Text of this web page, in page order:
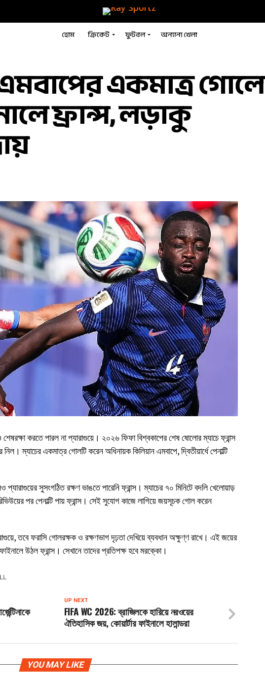
হোম ক্রিকেট ফুটবল অন্যান্য খেলা
একমাত্র গোলে
ফ্রান্স, লড়াকু
করতে পারল না প্যারাগুয়ে। ২০২৬ ফিফা বিশ্বকাপের শেষ ষোলোর ম্যাচে ফ্রান্স
ম্যাচের একমাত্র গোলটি করেন অধিনায়ক কিলিয়ান এমবাপে, দ্বিতীয়ার্ধে পেনাল্টি
সুসংগঠিত রক্ষণ ভাঙতে পারেনি ফ্রান্স। ম্যাচের ৭০ মিনিটে বদলি খেলোয়াড়
পর পেনাল্টি পায় ফ্রান্স। সেই সুযোগ কাজে লাগিয়ে জয়সূচক গোল করেন
তবে ফরাসি গোলরক্ষক ও রক্ষণভাগ দৃঢ়তা দেখিয়ে ব্যবধান অক্ষুণ্ণ রাখে। এই জয়ের
ফাইনালে উঠল ফ্রান্স। সেখানে তাদের প্রতিপক্ষ হবে মরক্কো।
UP NEXT
FIFA WC 2026: ব্রাজিলকে হারিয়ে নরওয়ের
ঐতিহাসিক জয়, কোয়ার্টার ফাইনালে হালান্ডরা
YOU MAY LIKE